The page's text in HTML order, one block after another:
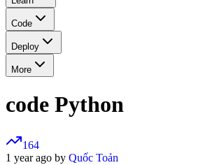
Code
Deploy
More
code Python
164
1 year ago by Quốc Toản